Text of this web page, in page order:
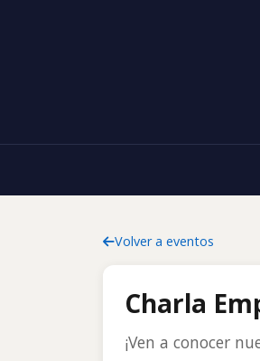
Volver a eventos
Charla
¡Ven a conocer